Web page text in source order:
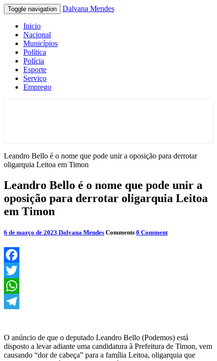
Toggle navigation Dalvana Mendes
Inicio
Nacional
Municípios
Política
Polícia
Esporte
Serviço
Emprego
Leandro Bello é o nome que pode unir a oposição para derrotar
oligarquia Leitoa em Timon
Leandro Bello é o nome que pode unir a
oposição para derrotar oligarquia Leitoa
em Timon
6 de março de 2023 Dalvana Mendes Comments 0 Comment
Facebook
Twitter
WhatsApp
O anúncio de que o deputado Leandro Bello (Podemos) está
disposto a levar adiante uma candidatura à Prefeitura de Timon, vem
causando “dor de cabeça” para a família Leitoa, oligarquia que